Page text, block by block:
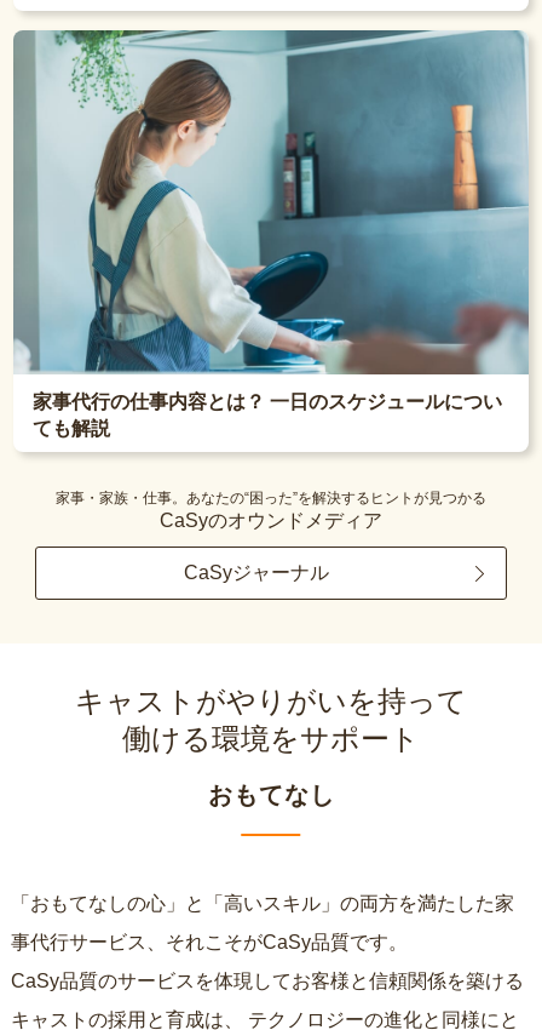
家事代行の仕事内容とは？ 一日のスケジュールについ
ても解説
家事・家族・仕事。あなたの“困った”を解決するヒントが見つかる
CaSyのオウンドメディア
CaSyジャーナル
キャストがやりがいを持って
働ける環境をサポート
おもてなし
「おもてなしの心」と「高いスキル」の両方を満たした家
事代行サービス、それこそがCaSy品質です。
CaSy品質のサービスを体現してお客様と信頼関係を築ける
キャストの採用と育成は、